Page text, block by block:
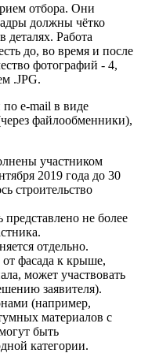
отбора. Они
должны чётко
деталях. Работа
до, во время и после
фотографий - 4,
.JPG.
e-mail в виде
файлообменники),
участником
2019 года до 30
строительство
не более
отдельно.
фасада к крыше,
может участвовать
заявителя).
(например,
материалов с
быть
категории.